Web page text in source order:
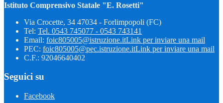
Istituto Comprensivo Statale "E. Rosetti"
Via Crocette, 34 47034 - Forlimpopoli (FC)
Tel: Tel. 0543 745077 - 0543 743141
Email: foic805005@istruzione.itLink per inviare una mail
PEC: foic805005@pec.istruzione.itLink per inviare una mail
C.F.: 92046640402
Seguici su
Facebook